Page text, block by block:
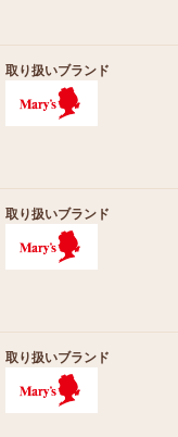
取り扱いブランド
取り扱いブランド
取り扱いブランド